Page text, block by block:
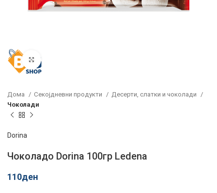
Click to enlarge
Дома Секојдневни продукти
Десерти, слатки и чоколади
Чоколади
Dorina
Чоколадо Dorina 100гр Ledena
110ден